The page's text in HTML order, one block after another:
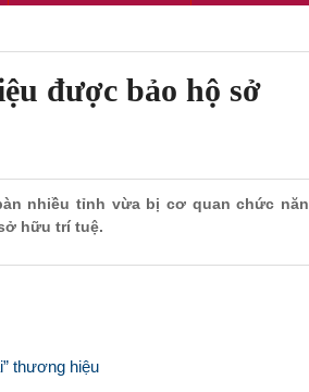
được bảo hộ sở
nhiều tỉnh vừa bị cơ quan chức
hữu trí tuệ.
thương hiệu